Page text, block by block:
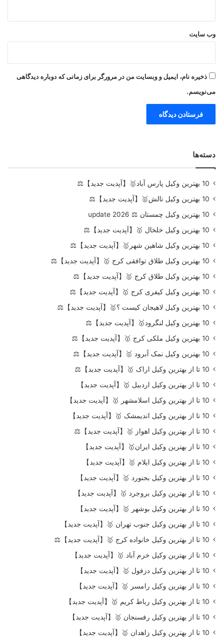
وب‌ سایت
ذخیره نام، ایمیل و وبسایت من در مرورگر برای زمانی که دوباره دیدگاهی
می‌نویسم.
دسته‌ها
10 بهترین وکیل پارس آباد🥇【آپدیت جدید】⚖️
10 بهترین وکیل تالش🥇【آپدیت جدید】⚖️
10 بهترین وکیل چمستان ⚖️ update 2026
10 بهترین وکیل خلخال 🥇【آپدیت جدید】⚖️
10 بهترین وکیل شاهین شهر🥇【آپدیت جدید】⚖️
10 بهترین وکیل طلاق توافقی کرج 🥇【آپدیت جدید】⚖️
10 بهترین وکیل طلاق کرج 🥇【آپدیت جدید】⚖️
10 بهترین وکیل کیفری کرج 🥇【آپدیت جدید】⚖️
10 بهترین وکیل لاهیجان کیست ؟🥇【آپدیت جدید】⚖️
10 بهترین وکیل لنگرود🥇【آپدیت جدید】⚖️
10 بهترین وکیل ملکی کرج 🥇【آپدیت جدید】⚖️
10 بهترین وکیل نمک آبرود 🥇【آپدیت جدید】⚖️
10 تا از بهترین وکیل اراک 🥇【آپدیت جدید】⚖️
10 تا از بهترین وکیل اردبیل 🥇【آپدیت جدید】
10 تا از بهترین وکیل اسلامشهر 🥇【آپدیت جدید】
10 تا از بهترین وکیل اندیمشک 🥇【آپدیت جدید】
10 تا از بهترین وکیل اهواز 🥇【آپدیت جدید】⚖️
10 تا از بهترین وکیل ایران🥇【آپدیت جدید】
10 تا از بهترین وکیل ایلام 🥇【آپدیت جدید】
10 تا از بهترین وکیل بجنورد 🥇【آپدیت جدید】
10 تا از بهترین وکیل بروجرد 🥇【آپدیت جدید】
10 تا از بهترین وکیل بوشهر 🥇【آپدیت جدید】
10 تا از بهترین وکیل جنوب تهران 🥇【آپدیت جدید】
10 تا از بهترین وکیل خانواده کرج 🥇【آپدیت جدید】⚖️
10 تا از بهترین وکیل خرم آباد 🥇【آپدیت جدید】
10 تا از بهترین وکیل دزفول 🥇【آپدیت جدید】
10 تا از بهترین وکیل رامسر 🥇【آپدیت جدید】
10 تا از بهترین وکیل رباط کریم 🥇【آپدیت جدید】
10 تا از بهترین وکیل رفسنجان 🥇【آپدیت جدید】
10 تا از بهترین وکیل زاهدان 🥇【آپدیت جدید】